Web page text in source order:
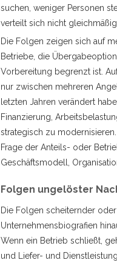
suchen, weniger Personen
verteilt sich nicht
Die Folgen zeigen sich auf
Betriebe, die
Vorbereitung begrenzt ist.
nur zwischen mehreren
letzten Jahren verändert
Finanzierung,
strategisch zu
Frage der Anteils- oder
Geschäftsmodell,
Folgen ungelöster
Die Folgen scheiternder
Unternehmensbiografien
Wenn ein Betrieb schließt,
und Liefer- und